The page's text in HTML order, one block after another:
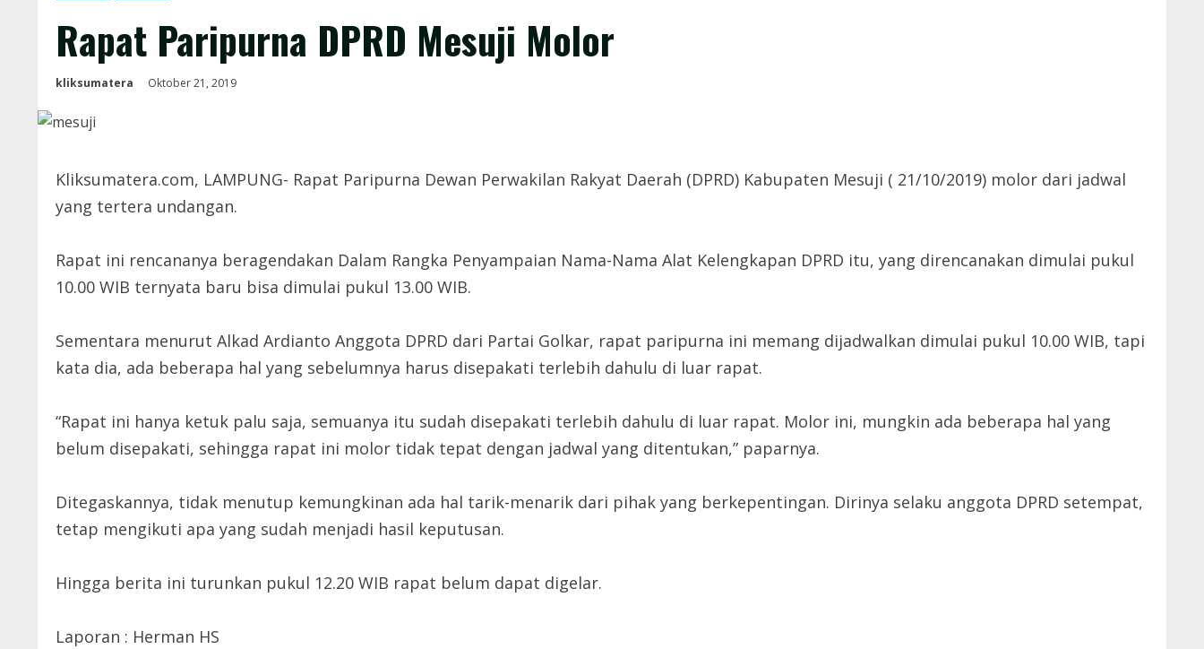
Rapat Paripurna DPRD Mesuji Molor
kliksumatera Oktober 21, 2019
Kliksumatera.com, LAMPUNG- Rapat Paripurna Dewan Perwakilan Rakyat Daerah (DPRD) Kabupaten Mesuji ( 21/10/2019) molor dari jadwal
yang tertera undangan.
Rapat ini rencananya beragendakan Dalam Rangka Penyampaian Nama-Nama Alat Kelengkapan DPRD itu, yang direncanakan dimulai pukul
10.00 WIB ternyata baru bisa dimulai pukul 13.00 WIB.
Sementara menurut Alkad Ardianto Anggota DPRD dari Partai Golkar, rapat paripurna ini memang dijadwalkan dimulai pukul 10.00 WIB, tapi
kata dia, ada beberapa hal yang sebelumnya harus disepakati terlebih dahulu di luar rapat.
“Rapat ini hanya ketuk palu saja, semuanya itu sudah disepakati terlebih dahulu di luar rapat. Molor ini, mungkin ada beberapa hal yang
belum disepakati, sehingga rapat ini molor tidak tepat dengan jadwal yang ditentukan,” paparnya.
Ditegaskannya, tidak menutup kemungkinan ada hal tarik-menarik dari pihak yang berkepentingan. Dirinya selaku anggota DPRD setempat,
tetap mengikuti apa yang sudah menjadi hasil keputusan.
Hingga berita ini turunkan pukul 12.20 WIB rapat belum dapat digelar.
Laporan : Herman HS